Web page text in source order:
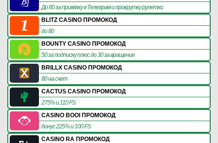
До 80 за привязку в Телеграм и прокрутку рулетки
BLITZ CASINO ПРОМОКОД
до 80
BOUNTY CASINO ПРОМОКОД
50 за подписку плюс до 30 за вращение
BRILLX CASINO ПРОМОКОД
80 на счет
CACTUS CASINO ПРОМОКОД
275% и 110 FS
CASINO BOOI ПРОМОКОД
бонус 225% и 100 FS
CASINO RA ПРОМОКОД